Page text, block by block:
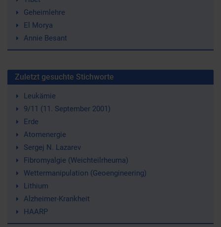
Geheimlehre
El Morya
Annie Besant
Zuletzt gesuchte Stichworte
Leukämie
9/11 (11. September 2001)
Erde
Atomenergie
Sergej N. Lazarev
Fibromyalgie (Weichteilrheuma)
Wettermanipulation (Geoengineering)
Lithium
Alzheimer-Krankheit
HAARP